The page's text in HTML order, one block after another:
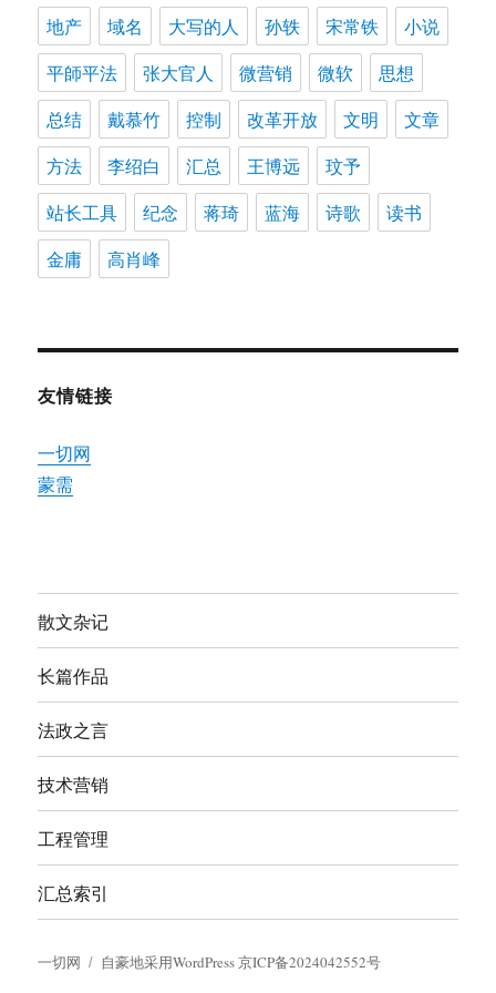
地产 域名 大写的人 孙轶 宋常铁
小说
平師平法
张大官人 微营销 微软
思想
总结
戴慕竹 控制 改革开放 文明
文章
方法
李绍白 汇总 王博远
玟予
站长工具
纪念 蒋琦 蓝海 诗歌
读书
金庸
高肖峰
友情链接
一切网
蒙需
散文杂记
长篇作品
法政之言
技术营销
工程管理
汇总索引
一切网 自豪地采用WordPress京ICP备2024042552号